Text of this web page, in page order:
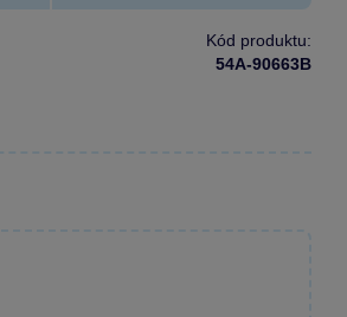
Kód produktu:
54A-90663B